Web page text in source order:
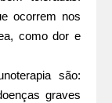
ocorrem nos
como dor e
são:
graves